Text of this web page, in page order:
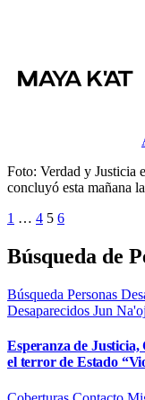
Foto: Verdad y Justicia en Guatemala El Ministerio Público MP,
concluyó esta mañana
Paginación
de
entradas
1 … 4 5 6
Búsqueda de
Búsqueda Personas
Desaparecidos Jun Na'oj
Esperanza de
el terror de Estado